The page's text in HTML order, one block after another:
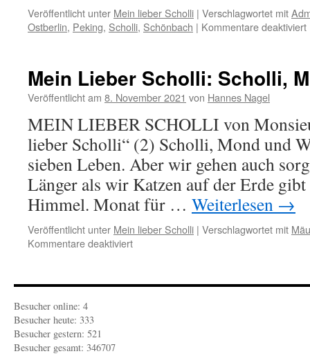
Veröffentlicht unter Mein lieber Scholli | Verschlagwortet mit
Ostberlin, Peking, Scholli, Schönbach | Kommentare deaktiviert
Mein Lieber Scholli: Scholli,
Veröffentlicht am 8. November 2021 von Hannes Nagel
MEIN LIEBER SCHOLLI von
lieber Scholli“ (2) Scholli, Mond und
sieben Leben. Aber wir gehen auch
Länger als wir Katzen auf der Erde
Himmel. Monat für … Weiterlesen →
Veröffentlicht unter Mein lieber Scholli | Verschlagwortet mit
Kommentare deaktiviertfür
Scholli:
Besucher online: 4
Besucher heute: 333
Besucher gestern: 521
Besucher gesamt: 346707